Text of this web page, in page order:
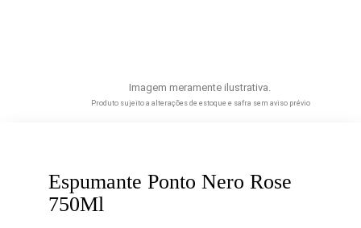
Imagem meramente ilustrativa.
Produto sujeito a alterações de estoque e safra sem aviso prévio
Espumante Ponto Nero Rose
750Ml